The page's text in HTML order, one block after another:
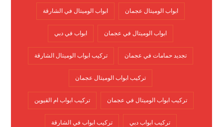
ابواب الوميتال عجمان ابواب الوميتال في الشارقة
ابواب الوميتال في عجمان ابواب في دبي
تجديد حمامات في عجمان تركيب ابواب الوميتال الشارقة
تركيب ابواب الوميتال عجمان
تركيب ابواب الوميتال في عجمان تركيب ابواب ام القيوين
تركيب ابواب دبي تركيب ابواب في الشارقة